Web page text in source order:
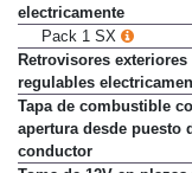
electricamente
Pack 1 SX
Retrovisores exteriores
regulables
Tapa de combustible
apertura desde puesto
conductor